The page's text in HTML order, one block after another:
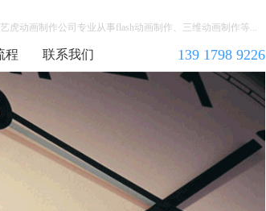
艺虎动画制作公司专业从事flash动画制作、三维动画制作等...
程 联系我们 139 1798 9226